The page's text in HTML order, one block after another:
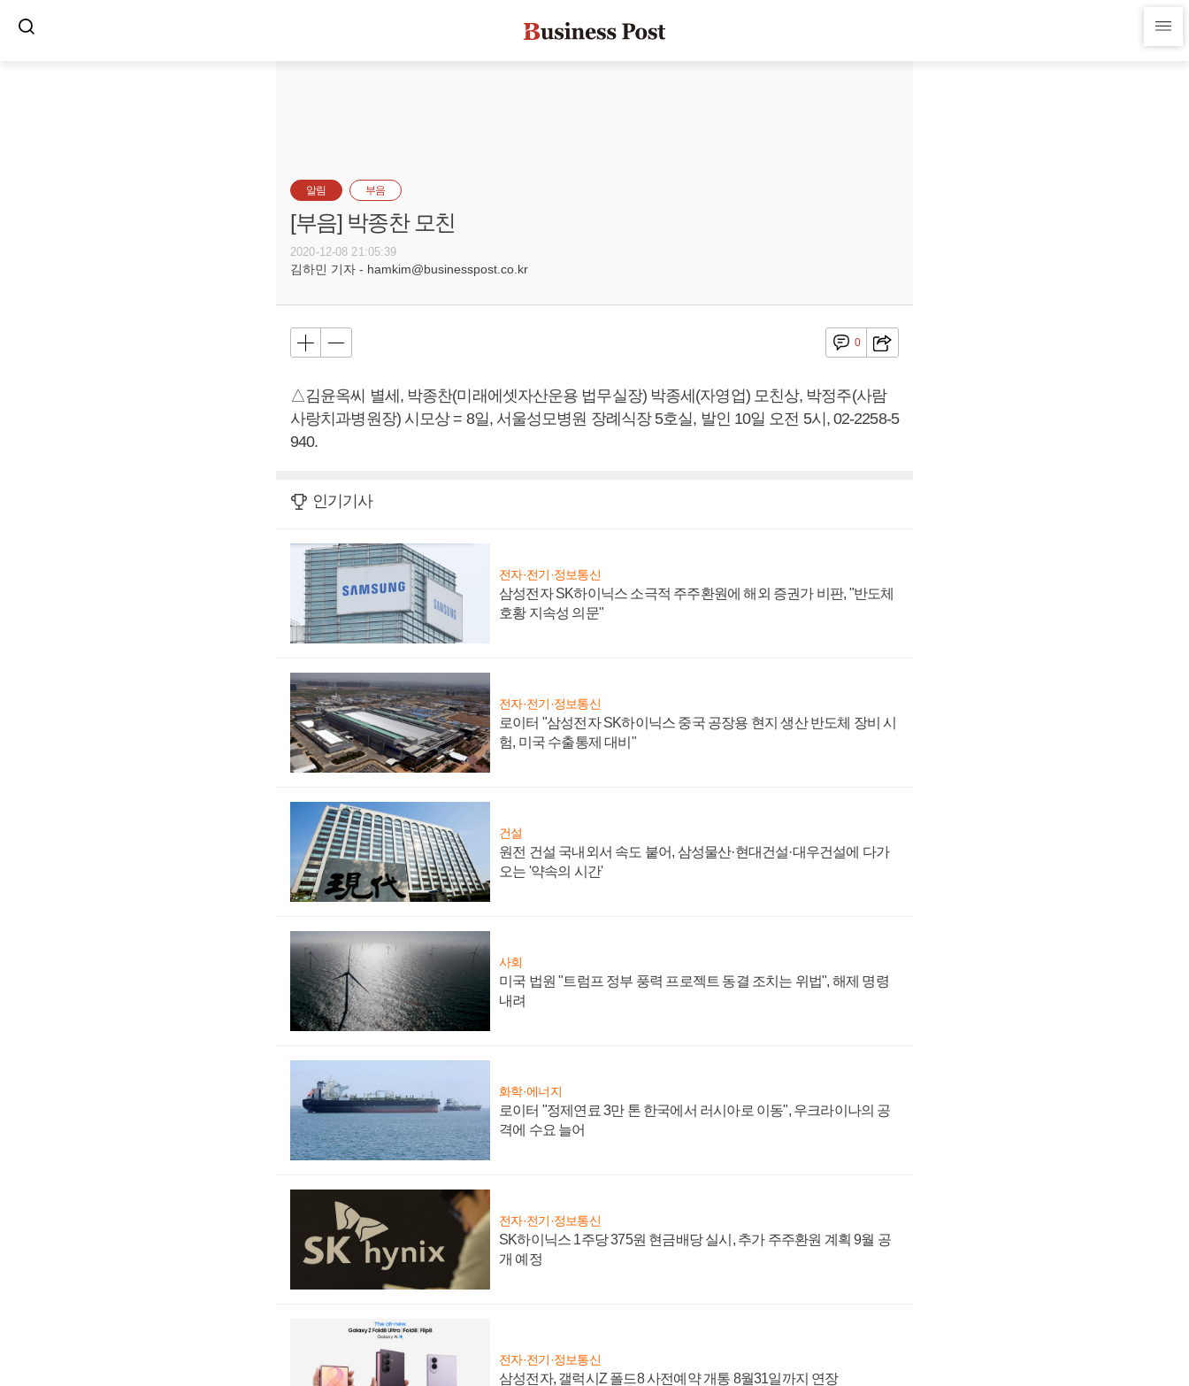
알림 부음
[부음] 박종찬 모친
2020-12-08 21:05:39
김하민 기자 - hamkim@businesspost.co.kr
0
△김윤옥씨 별세, 박종찬(미래에셋자산운용 법무실장) 박종세(자영업) 모친상, 박정주(사람
사랑치과병원장) 시모상 = 8일, 서울성모병원 장례식장 5호실, 발인 10일 오전 5시, 02-2258-5
940.
인기기사
전자·전기·정보통신
삼성전자 SK하이닉스 소극적 주주환원에 해외 증권가 비판, "반도체
호황 지속성 의문"
전자·전기·정보통신
로이터 "삼성전자 SK하이닉스 중국 공장용 현지 생산 반도체 장비 시
험, 미국 수출통제 대비"
건설
원전 건설 국내외서 속도 붙어, 삼성물산·현대건설·대우건설에 다가
오는 '약속의 시간'
사회
미국 법원 "트럼프 정부 풍력 프로젝트 동결 조치는 위법", 해제 명령
내려
화학·에너지
로이터 "정제연료 3만 톤 한국에서 러시아로 이동", 우크라이나의 공
격에 수요 늘어
전자·전기·정보통신
SK하이닉스 1주당 375원 현금배당 실시, 추가 주주환원 계획 9월 공
개 예정
전자·전기·정보통신
삼성전자, 갤럭시Z 폴드8 사전예약 개통 8월31일까지 연장